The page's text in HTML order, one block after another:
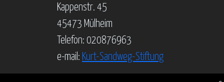
Kappenstr. 45
45473 Mülheim
Telefon: 020876963
e-mail: Kurt-Sandweg-Stiftung